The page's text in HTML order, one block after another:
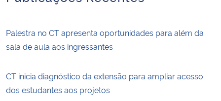
Palestra no CT apresenta oportunidades para além da
sala de aula aos ingressantes
CT inicia diagnóstico da extensão para ampliar acesso
dos estudantes aos projetos